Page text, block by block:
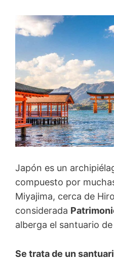
Japón es un
compuesto por
Miyajima, cerca de
considerada
alberga el santuario
Se trata de un